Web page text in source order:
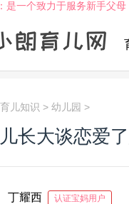
是一个致力于服务新手父
育儿知识 > 幼儿园 >
长大谈恋爱
丁耀西 认证宝妈用户